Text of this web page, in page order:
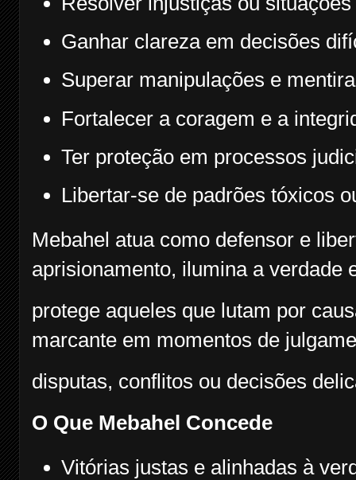
Ganhar clareza em decisões
Superar manipulações e
Fortalecer a coragem e a
Ter proteção em processos
Libertar-se de padrões tóxicos
Mebahel atua como defensor e
aprisionamento, ilumina a verdade
protege aqueles que lutam por
marcante em momentos de
disputas, conflitos ou decisões
O Que Mebahel Concede
Vitórias justas e alinhadas à